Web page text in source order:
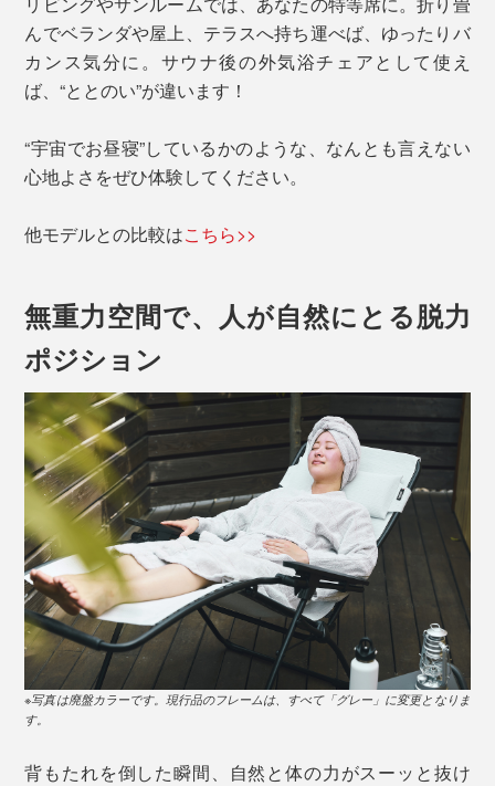
んでベランダや屋上、テラスへ持ち運べば、ゆったりバ
カンス気分に。サウナ後の外気浴チェアとして使え
ば、“ととのい”が違います！
“宇宙でお昼寝”しているかのような、なんとも言えない
心地よさをぜひ体験してください。
他モデルとの比較はこちら>>
無重力空間で、人が自然にとる脱力
ポジション
※写真は廃盤カラーです。現行品のフレームは、すべて「グレー」に変更となりま
す。
背もたれを倒した瞬間、自然と体の力がスーッと抜け